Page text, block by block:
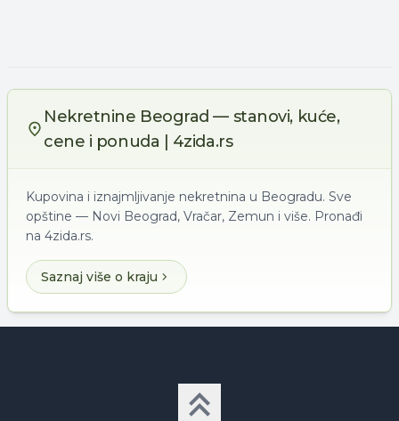
Nekretnine Beograd — stanovi, kuće,
cene i ponuda | 4zida.rs
Kupovina i iznajmljivanje nekretnina u Beogradu. Sve
opštine — Novi Beograd, Vračar, Zemun i više. Pronađi
na 4zida.rs.
Saznaj više o kraju